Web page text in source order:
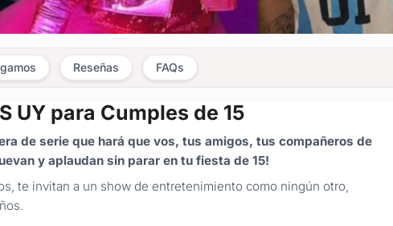
Reseñas FAQs
UY para Cumples de 15
de serie que hará que vos, tus amigos, tus compañeros de
y aplaudan sin parar en tu fiesta de 15!
te invitan a un show de entretenimiento como ningún otro,